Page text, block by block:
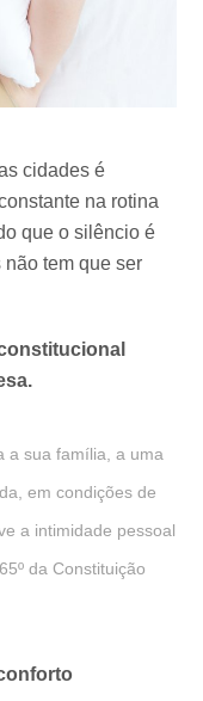
cidades é
na rotina
que o silêncio é
tem que ser
a sua família, a uma
em condições de
a intimidade pessoal
da Constituição